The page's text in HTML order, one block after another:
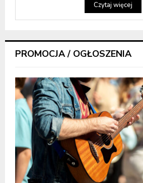
Czytaj więcej
PROMOCJA / OGŁOSZENIA